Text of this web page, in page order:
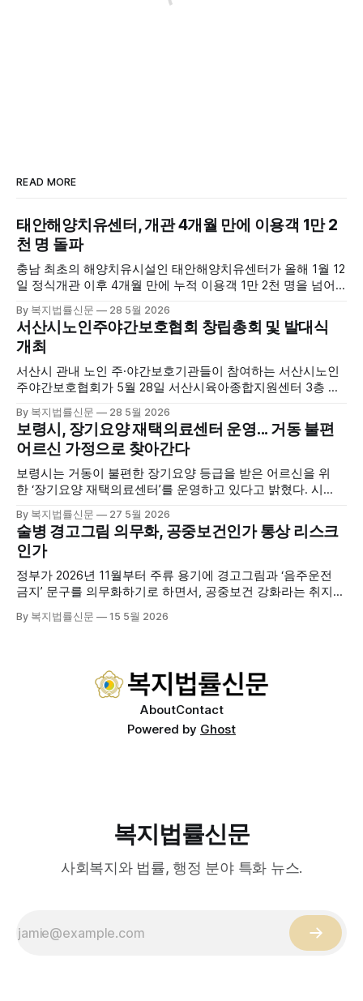
READ MORE
태안해양치유센터, 개관 4개월 만에 이용객 1만 2
천 명 돌파
충남 최초의 해양치유시설인 태안해양치유센터가 올해 1월 12
일 정식개관 이후 4개월 만에 누적 이용객 1만 2천 명을 넘어
양자원을 활용한 맞춤형 프로그램과 차별화된 웰니스 콘텐츠
를 선보이며 관광객과 군민의 발길을 끌고 있다. 센터는 염지
하수, 피트 등 태안의 청정 해양자원을 활용해 몸과 마음의 회
복을 돕는 다양한 프로그램을 운영하고
By 복지법률신문 28 5월 2026
서산시노인주야간보호협회 창립총회 및 발대식
개최
서산시 관내 노인 주·야간보호기관들이 참여하는 서산시노인
주야간보호협회가 5월 28일 서산시육아종합지원센터 3층 공
행사에는 서산시 관내 주·야간보호기관 관계자와 종사자, 유관
기관 내빈 등 약 100여명이 참석했으며, 서산시청 관계자, 서
산시노인복지시설협회, 서산시재가복지협회, 서산시사회복지
사협회 등 지역 노인복지 관련 기관 관계자들이 함께해 협회
출범을 축하했다. 서산시노인주야간보호협회는 서산시 소재
By 복지법률신문 28 5월 2026
보령시, 장기요양 재택의료센터 운영... 거동 불편
어르신 가정으로 찾아간다
보령시는 거동이 불편한 장기요양 등급을 받은 어르신을 위
한 ‘장기요양 재택의료센터’를 운영하고 있다고 밝혔다. 시
고 본격적인 서비스 제공에 나서고 있다. 재택의료센터
는 (한)의사가 거동 불편으로 의료기관 이용이 어렵다고 판단
한 장기요양 등급자를 대상으로, (한)의사·간호사·사회복지사
로 구성된 다학제 팀이 직접 가정을 방문해 건강관리서비스
를 제공하는
By 복지법률신문 27 5월 2026
술병 경고그림 의무화, 공중보건인가 통상 리스크
인가
정부가 2026년 11월부터 주류 용기에 경고그림과 ‘음주운전
금지’ 문구를 의무화하기로 하면서, 공중보건 강화라는 취지와
도는 국제 통상 규범, 영세업체 부담, 소비자 선택권 등 다양한
By 복지법률신문 15 5월 2026
AboutContact
Powered by Ghost
복지법률신문
사회복지와 법률, 행정 분야 특화 뉴스.